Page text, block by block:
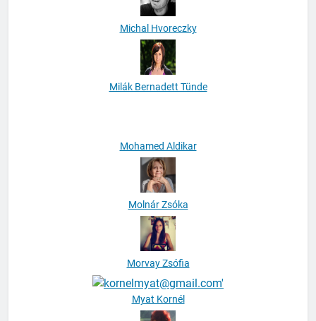
Michal Hvoreczky
Mohamed Aldikar
Molnár Zsóka
Morvay Zsófia
Myat Kornél